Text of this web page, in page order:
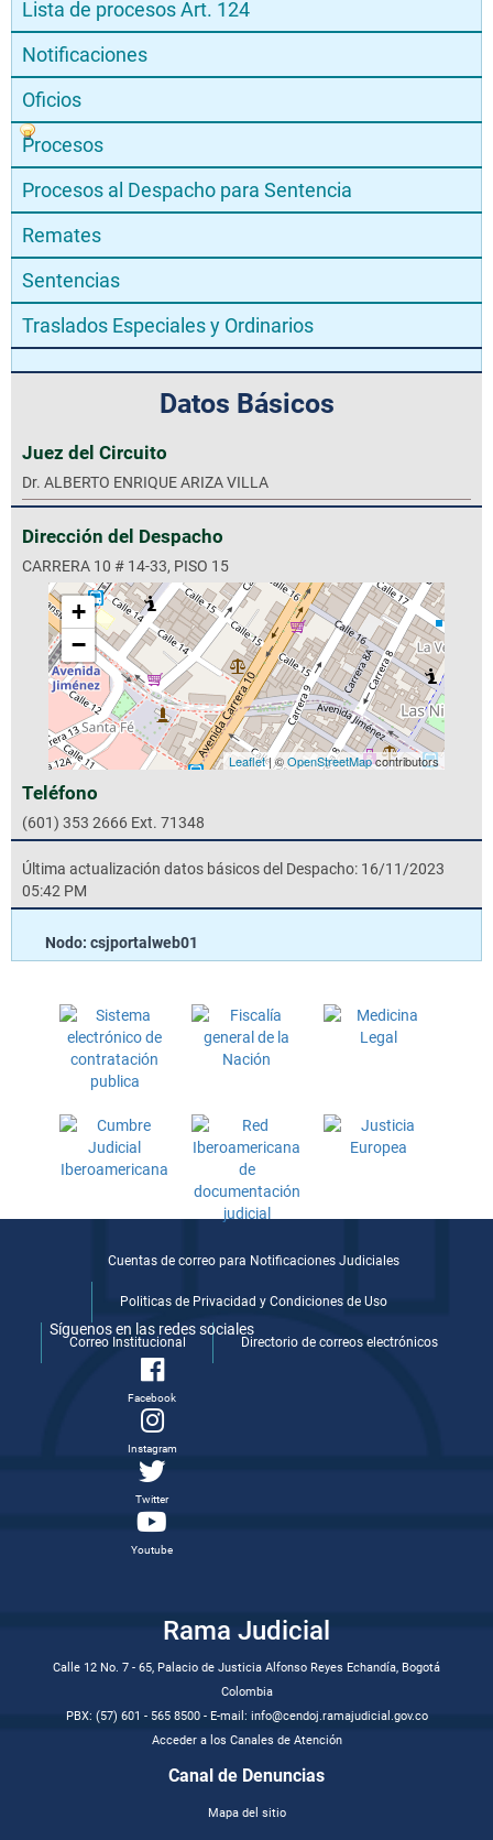
Lista de procesos Art. 124
Notificaciones
Oficios
Procesos
Procesos al Despacho para Sentencia
Remates
Sentencias
Traslados Especiales y Ordinarios
Datos Básicos
Juez del Circuito
Dr. ALBERTO ENRIQUE ARIZA VILLA
Dirección del Despacho
CARRERA 10 # 14-33, PISO 15
+
−
Leaflet| ©OpenStreetMapcontributors
Teléfono
(601) 353 2666 Ext. 71348
Última actualización datos básicos del Despacho: 16/11/2023
05:42 PM
Nodo: csjportalweb01
Cuentas de correo para Notificaciones Judiciales
Politicas de Privacidad y Condiciones de Uso
Correo Institucional Directorio de correos electrónicos
Síguenos en las redes sociales
Facebook
Instagram
Twitter
Youtube
Rama Judicial
Calle 12 No. 7 - 65, Palacio de Justicia Alfonso Reyes Echandía, Bogotá
Colombia
PBX: (57) 601 - 565 8500 - E-mail: info@cendoj.ramajudicial.gov.co
Acceder a los Canales de Atención
Canal de Denuncias
Mapa del sitio